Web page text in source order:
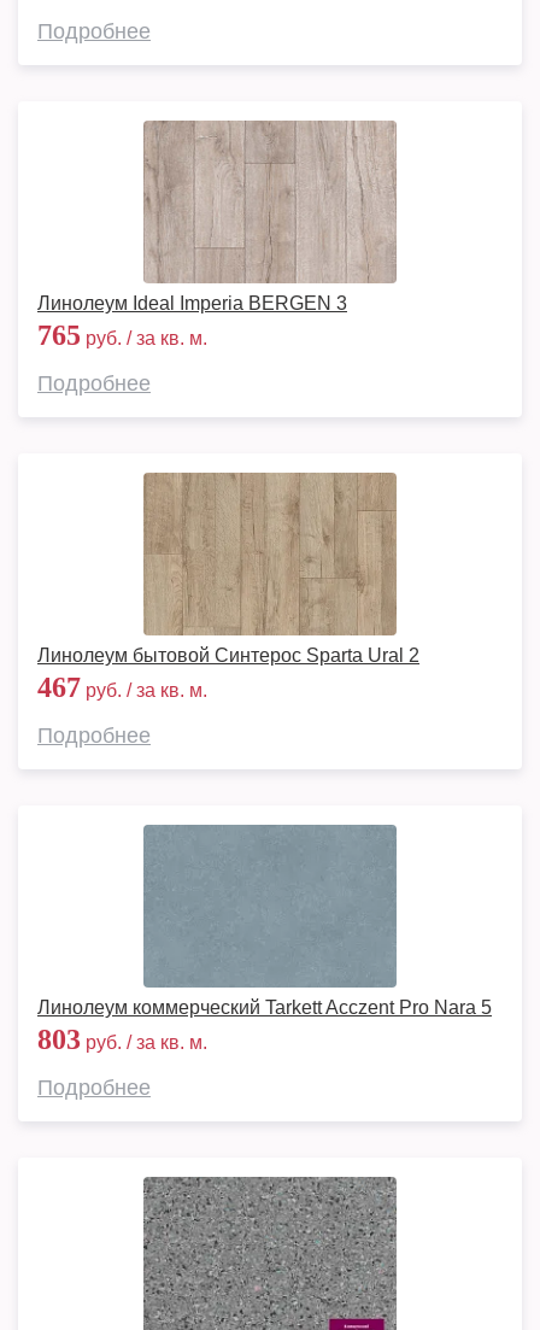
Подробнее
Линолеум Ideal Imperia BERGEN 3
765 руб. / за кв. м.
Подробнее
Линолеум бытовой Синтерос Sparta Ural 2
467 руб. / за кв. м.
Подробнее
Линолеум коммерческий Tarkett Acczent Pro Nara 5
803 руб. / за кв. м.
Подробнее